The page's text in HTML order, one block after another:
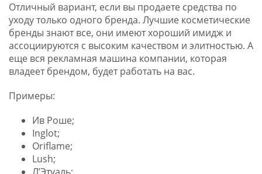
Отличный вариант, если вы продаете средства по
уходу только одного бренда. Лучшие косметические
бренды знают все, они имеют хороший имидж и
ассоциируются с высоким качеством и элитностью. А
еще вся рекламная машина компании, которая
владеет брендом, будет работать на вас.
Примеры:
Ив Роше;
Inglot;
Oriflame;
Lush;